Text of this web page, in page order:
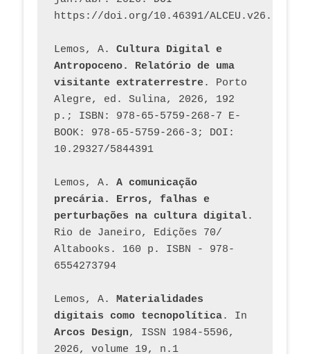
https://doi.org/10.46391/
Lemos, A. Cultura Digital e
Antropoceno. Relatório de uma
visitante extraterrestre. Porto
Alegre, ed. Sulina, 2026, 192
p.; ISBN: 978-65-5759-268-7 E-
BOOK: 978-65-5759-266-3; DOI:
10.29327/5844391
Lemos, A. A comunicação
precária. Erros, falhas e
perturbações na cultura digital.
Rio de Janeiro, Edições 70/
Altabooks. 160 p. ISBN - 978-
6554273794
Lemos, A. Materialidades
digitais como tecnopolítica
Arcos Design, ISSN 1984-5596,
2026, volume 19, n.1